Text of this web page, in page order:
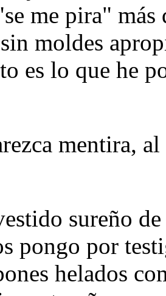
me pira"
moldes
es lo que he
mentira,
sureño
pongo por
helados